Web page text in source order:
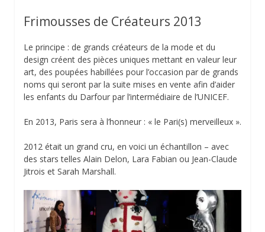
Frimousses de Créateurs 2013
Le principe : de grands créateurs de la mode et du
design créent des pièces uniques mettant en valeur leur
art, des poupées habillées pour l’occasion par de grands
noms qui seront par la suite mises en vente afin d’aider
les enfants du Darfour par l’intermédiaire de l’UNICEF.
En 2013, Paris sera à l’honneur : « le Pari(s) merveilleux ».
2012 était un grand cru, en voici un échantillon – avec
des stars telles Alain Delon, Lara Fabian ou Jean-Claude
Jitrois et Sarah Marshall.